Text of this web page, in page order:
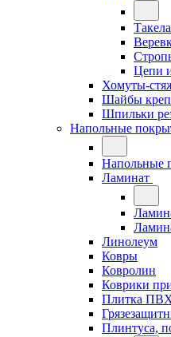
Цепи
Хомуты-
Шайбы
Шпильки
Напольные
Напольные
Ламинат
Линолеум
Ковры
Ковролин
Коврики
Плитка
Плинтуса,